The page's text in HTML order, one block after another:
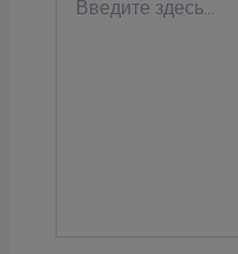
здесь...